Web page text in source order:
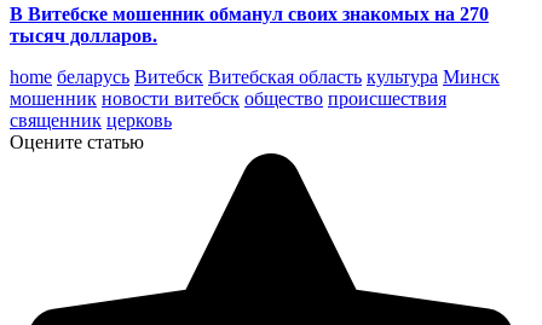
В Витебске мошенник обманул своих знакомых на 270
тысяч долларов.
home беларусь Витебск Витебская область культура Минск
мошенник новости витебск общество происшествия
священник церковь
Оцените статью